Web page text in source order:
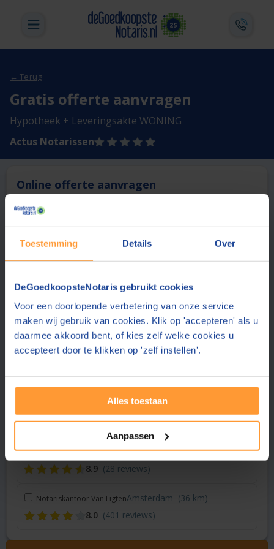
Toestemming Details Over
DeGoedkoopsteNotaris gebruikt cookies
Voor een doorlopende verbetering van onze service
maken wij gebruik van cookies. Klik op 'accepteren' als u
daarmee akkoord bent, of kies zelf welke cookies u
accepteert door te klikken op 'zelf instellen'.
Alles toestaan
Aanpassen
← Terug
Gratis offerte aanvragen
Hypotheek + Leveringsakte WONING
Actus Notarissen
Online offerte aanvragen
Deze notaris biedt momenteel niet de mogelijkheid online
1 Vergelijk en bespaar
Vraag een offerte aan bij een andere notaris in de buurt
Notariskantoor LautenbachHeemskerk (19 km)
8.3
(764 reviews)
Notariskantoor Ten Brinke Assendelft
9.1 (30 reviews)
Roeda Netwerk Notarissen IJmuiden
8.8 (25 reviews)
Dudok van Heel NotariaatAmsterdam (35 km)
8.9 (28 reviews)
Notariskantoor Van LigtenAmsterdam (36 km)
8.0 (401 reviews)